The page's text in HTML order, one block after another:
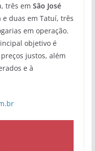
três em São José
e duas em Tatuí, três
em operação.
objetivo é
justos, além
e à